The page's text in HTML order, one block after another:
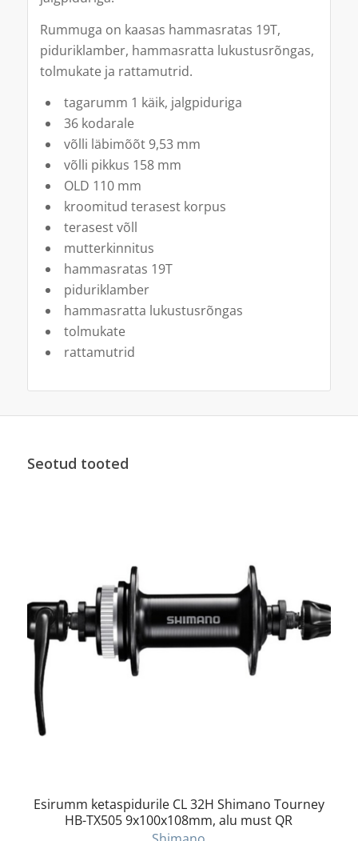
Rummuga on kaasas hammasratas 19T,
piduriklamber, hammasratta lukustusrõngas,
tolmukate ja rattamutrid.
tagarumm 1 käik, jalgpiduriga
36 kodarale
võlli läbimõõt 9,53 mm
võlli pikkus 158 mm
OLD 110 mm
kroomitud terasest korpus
terasest võll
mutterkinnitus
hammasratas 19T
piduriklamber
hammasratta lukustusrõngas
tolmukate
rattamutrid
Seotud tooted
Esirumm ketaspidurile CL 32H Shimano Tourney
HB-TX505 9x100x108mm, alu must QR